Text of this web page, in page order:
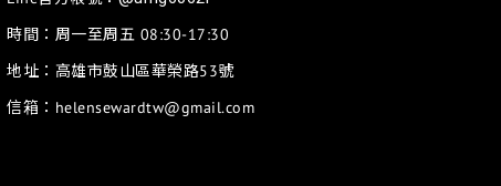
時間：周一至周五 08:30-17:30
地址：高雄市鼓山區華榮路53號
信箱：helensewardtw@gmail.com